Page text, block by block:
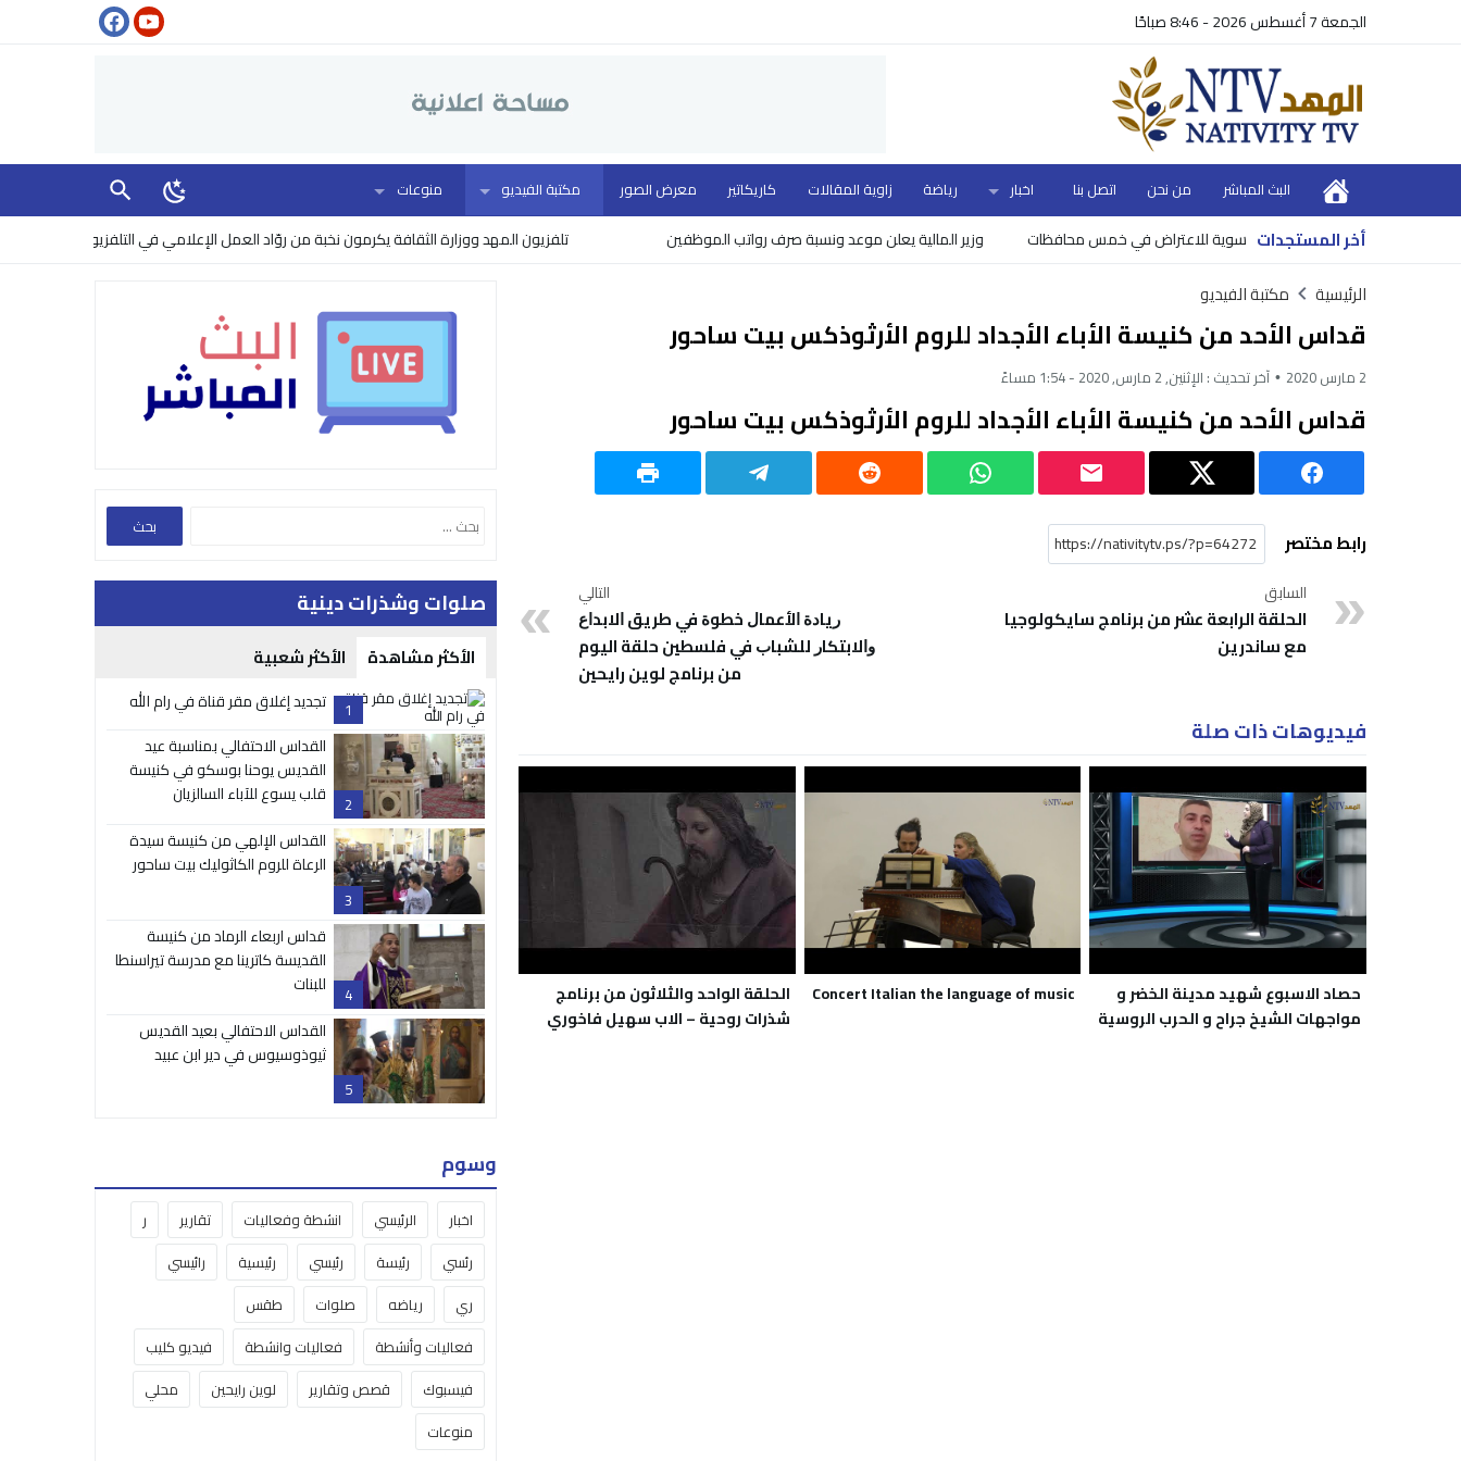
الجمعة 7 أغسطس 2026 - 8:46 صباحًا
البث المباشر من نحن اتصل بنا اخبار رياضة زاوية المقالات كاريكاتير معرض الصور مكتبة الفيديو منوعات
أخر المستجدات تلفزيون المهد ووزارة الثقافة يكرمون نخبة من روّاد العمل الإعلامي في التلفزيون أحواض تسوية للاعتراض في خمس محافظات وزير المالية يعلن موعد ونسبة صرف رواتب الموظفين
الرئيسية مكتبة الفيديو
قداس الأحد من كنيسة الأباء الأجداد للروم الأرثوذكس بيت ساحور
2 مارس 2020 آخر تحديث : الإثنين, 2 مارس, 2020 - 1:54 مساءً
قداس الأحد من كنيسة الأباء الأجداد للروم الأرثوذكس بيت ساحور
رابط مختصر
السابق
الحلقة الرابعة عشر من برنامج سايكولوجيا
مع ساندرين
التالي
ﺭﻳﺎﺩﺓ ﺍﻷﻋﻤﺎﻝ ﺧﻄﻮﺓ ﻓﻲ ﻃﺮﻳﻖ ﺍﻻﺑﺪﺍﻉ
ﻭﺍﻻﺑﺘﻜﺎﺭ ﻟﻠﺸﺒﺎﺏ ﻓﻲ ﻓﻠﺴﻄﻴﻦ حلقة اليوم
من برنامج لوين رايحين
فيديوهات ذات صلة
حصاد الاسبوع شهيد مدينة الخضر و
مواجهات الشيخ جراح و الحرب الروسية
Concert Italian the language of music
الحلقة الواحد والثلاثون من برنامج
شذرات روحية – الاب سهيل فاخوري
صلوات وشذرات دينية
الأكثر مشاهدة الأكثر شعبية
1 تجديد إغلاق مقر قناة في رام الله
2
القداس الاحتفالي بمناسبة عيد
القديس يوحنا بوسكو في كنيسة
قلب يسوع للآباء السالزيان
3
القداس الإلهي من كنيسة سيدة
الرعاة للروم الكاثوليك بيت ساحور
4
قداس اربعاء الرماد من كنيسة
القديسة كاترينا مع مدرسة تيراسنطا
للبنات
5
القداس الاحتفالي بعيد القديس
ثيوذوسيوس في دير ابن عبيد
وسوم
اخبار الرئيسي انشطة وفعاليات تقارير
ر
رئسي
رئيسة رئيسي رئيسية
رائيسي
ري
رياضه صلوات
طقس
فعاليات وأنشطة
فعاليات وانشطة
فيديو كليب
فيسبوك
قصص وتقارير لوين رايحين
محلي
منوعات